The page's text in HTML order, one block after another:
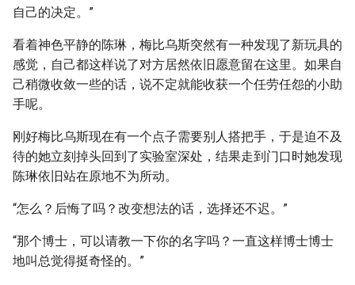
自己的决定。”
看着神色平静的陈琳，梅比乌斯突然有一种发现了新玩具的
感觉，自己都这样说了对方居然依旧愿意留在这里。如果自
己稍微收敛一些的话，说不定就能收获一个任劳任怨的小助
手呢。
刚好梅比乌斯现在有一个点子需要别人搭把手，于是迫不及
待的她立刻掉头回到了实验室深处，结果走到门口时她发现
陈琳依旧站在原地不为所动。
“怎么？后悔了吗？改变想法的话，选择还不迟。”
“那个博士，可以请教一下你的名字吗？一直这样博士博士
地叫总觉得挺奇怪的。”